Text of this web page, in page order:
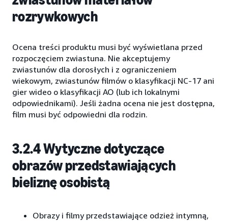
rozrywkowych
Ocena treści produktu musi być wyświetlana przed
rozpoczęciem zwiastuna. Nie akceptujemy
zwiastunów dla dorosłych i z ograniczeniem
wiekowym, zwiastunów filmów o klasyfikacji NC-17 ani
gier wideo o klasyfikacji AO (lub ich lokalnymi
odpowiednikami). Jeśli żadna ocena nie jest dostępna,
film musi być odpowiedni dla rodzin.
3.2.4 Wytyczne dotyczące
obrazów przedstawiających
bieliznę osobistą
Obrazy i filmy przedstawiające odzież intymną,